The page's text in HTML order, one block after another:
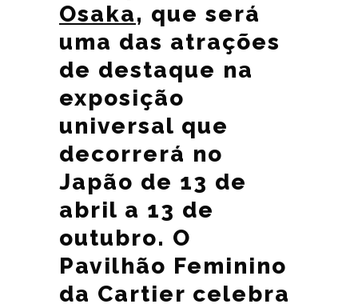
Osaka, que será
uma das atrações
de destaque na
exposição
universal que
decorrerá no
Japão de 13 de
abril a 13 de
outubro. O
Pavilhão Feminino
da Cartier celebra